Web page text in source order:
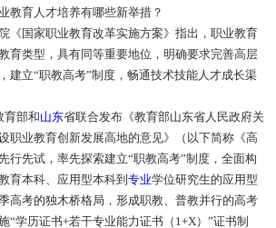
教育人才培养有哪些新举措？
国家职业教育改革实施方案》指出，职业教育
育类型，具有同等重要地位，明确要求完善高层
建立“职教高考”制度，畅通技术技能人才成长渠
部和山东省联合发布《教育部山东省人民政府关
职业教育创新发展高地的意见》（以下简称《高
行先试，率先探索建立“职教高考”制度，全面构
育本科、应用型本科到 专业学位研究生的应用型
高考的独木桥格局，形成职教、普教并行的高考
“学历证书+若干专业能力证书（1+X）”证书制